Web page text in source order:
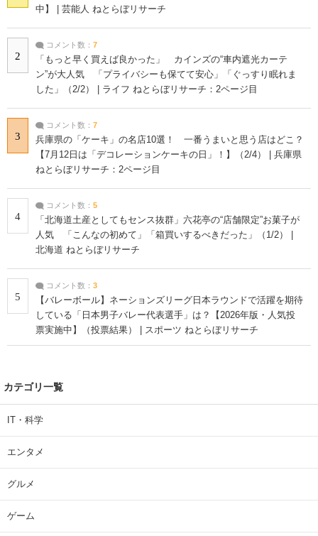
中】 | 芸能人 ねとらぼリサーチ
2
コメント数： 7
「もっと早く買えば良かった」 カインズの“車内遮光カーテ
ン”が大人気 「プライバシーも保てて安心」「ぐっすり眠れま
した」（2/2） | ライフ ねとらぼリサーチ：2ページ目
3
コメント数： 7
兵庫県の「ケーキ」の名店10選！ 一番うまいと思う店はどこ？
【7月12日は「デコレーションケーキの日」！】（2/4） | 兵庫県
ねとらぼリサーチ：2ページ目
4
コメント数： 5
「北海道土産としてもセンス抜群」六花亭の“店舗限定”お菓子が
人気 「こんなの初めて」「箱買いするべきだった」（1/2） |
北海道 ねとらぼリサーチ
5
コメント数： 3
【バレーボール】ネーションズリーグ日本ラウンドで活躍を期待
している「日本男子バレー代表選手」は？【2026年版・人気投
票実施中】（投票結果） | スポーツ ねとらぼリサーチ
カテゴリ一覧
IT・科学
エンタメ
グルメ
ゲーム